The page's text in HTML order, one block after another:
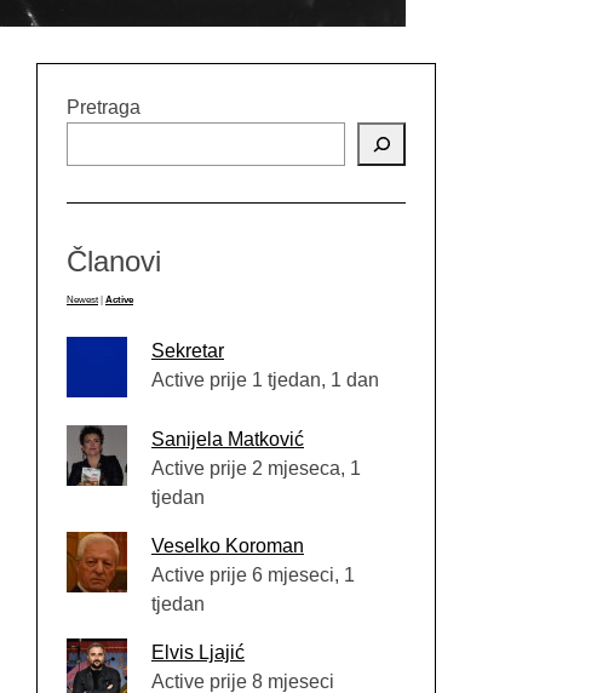
Pretraga
Članovi
Newest Active
Sekretar
Active prije 1 tjedan, 1 dan
Sanijela Matković
Active prije 2 mjeseca, 1
tjedan
Veselko Koroman
Active prije 6 mjeseci, 1
tjedan
Elvis Ljajić
Active prije 8 mjeseci